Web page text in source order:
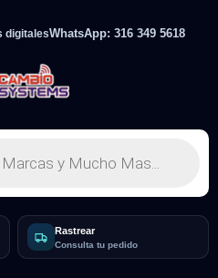
digitalesWhatsApp: 316 349 5618
Rastrear
Consulta tu pedido